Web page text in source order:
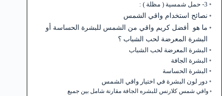
3- حمل شمسية ( مظلة ) :
نصائح استخدام واقي الشمس
ما هو أفضل كريم واقي من الشمس للبشرة الحساسة أو
البشرة المعرضة لحب الشباب ؟
البشرة المعرضة لحب الشباب
البشرة الجافة
البشرة الحساسة
دور لون البشرة في اختيار واقي الشمس
واقي شمس كلارنس للبشره الجافة مقارنة شامل بين جميع